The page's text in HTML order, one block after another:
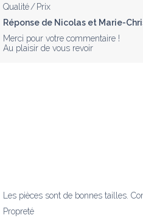
Qualité / Prix
Réponse de Nicolas et Marie-
Merci pour votre commentaire !
Au plaisir de vous revoir
Les pièces sont de bonnes tailles.
Propreté